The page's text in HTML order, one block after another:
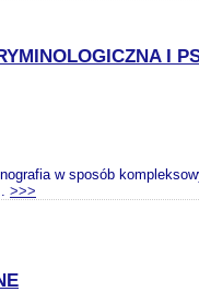
I
w sposób
>>>